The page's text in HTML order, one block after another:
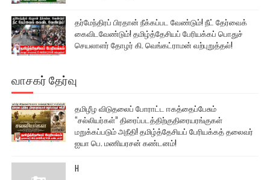
தர்மேந்திரப் பிரதான் நீக்கப்பட வேண்டும்! நீட் தேர்வைக்
கைவிடவேண்டும்! தமிழ்த்தேசியப் பேரியக்கப் பொதுச்
செயலாளர் தோழர் கி. வெங்கட்ராமன் வற்புறுத்தல்!
வாசகர் தேர்வு
தமிழீழ விடுதலைப் போராட்ட ஈகத்தைப்பேசும்
“சல்லியர்கள்” திரைப்படத்திற்குதிரையரங்குகள்
மறுக்கப்படும் அநீதி! தமிழ்த்தேசியப் பேரியக்கத் தலைவர்
ஐயா பெ. மணியரசன் கண்டனம்!
H